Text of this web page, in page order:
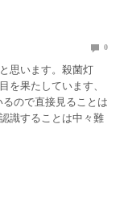
0
思います。殺菌灯
を果たしています、
ので直接見ることは
識することは中々難